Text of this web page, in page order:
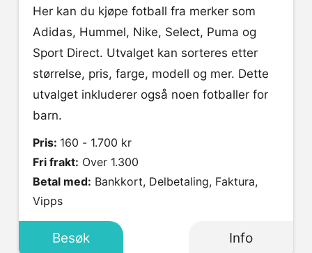
Her kan du kjøpe fotball fra merker som
Adidas, Hummel, Nike, Select, Puma og
Sport Direct. Utvalget kan sorteres etter
størrelse, pris, farge, modell og mer. Dette
utvalget inkluderer også noen fotballer for
barn.
Pris: 160 - 1.700 kr
Fri frakt: Over 1.300
Betal med:
Vipps
Besøk Info